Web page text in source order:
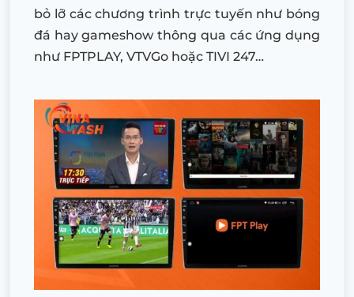
bỏ lỡ các chương trình trực tuyến như bóng
đá hay gameshow thông qua các ứng dụng
như FPTPLAY, VTVGo hoặc TIVI 247…